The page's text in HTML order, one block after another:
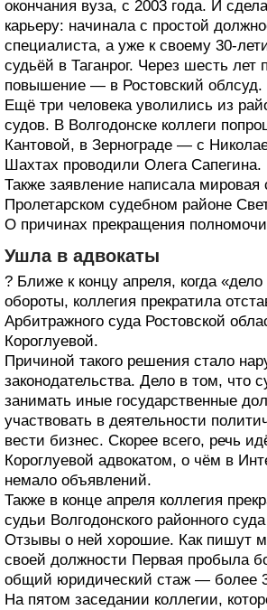
окончания вуза, с 2003 года. И
карьеру: начинала с простой
специалиста, а уже к своему 30-
судьёй в Таганрог. Через шесть лет
повышение — в Ростовский облсуд.
Ещё три человека уволились из
судов. В Волгодонске коллеги
Кантовой, в Зернограде — с
Шахтах проводили Олега Сапегина.
Также заявление написала мировая
Пролетарском судебном районе
О причинах прекращения
Ушла в адвокаты
? Ближе к концу апреля, когда
обороты, коллегия прекратила
Арбитражного суда Ростовской
Короглуевой.
Причиной такого решения стало
законодательства. Дело в том, что
занимать иные государственные
участвовать в деятельности
вести бизнес. Скорее всего, речь
Короглуевой адвокатом, о чём в
немало объявлений.
Также в конце апреля коллегия
судьи Волгодонского районного
Отзывы о ней хорошие. Как пишут
своей должности Первая пробыла
общий юридический стаж — более
На пятом заседании коллегии,